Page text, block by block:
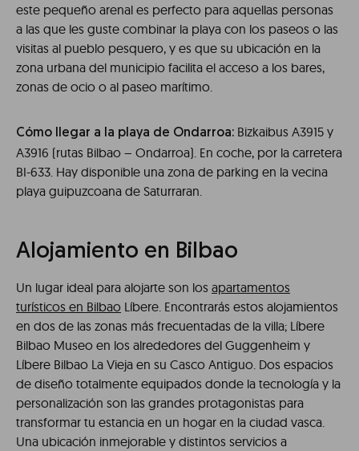
este pequeño arenal es perfecto para aquellas personas
a las que les guste combinar la playa con los paseos o las
visitas al pueblo pesquero, y es que su ubicación en la
zona urbana del municipio facilita el acceso a los bares,
zonas de ocio o al paseo marítimo.
Cómo llegar a la playa de Ondarroa: Bizkaibus A3915 y
A3916 (rutas Bilbao – Ondarroa). En coche, por la carretera
BI-633. Hay disponible una zona de parking en la vecina
playa guipuzcoana de Saturraran.
Alojamiento en Bilbao
Un lugar ideal para alojarte son los apartamentos
turísticos en Bilbao Líbere. Encontrarás estos alojamientos
en dos de las zonas más frecuentadas de la villa; Líbere
Bilbao Museo en los alrededores del Guggenheim y
Líbere Bilbao La Vieja en su Casco Antiguo. Dos espacios
de diseño totalmente equipados donde la tecnología y la
personalización son las grandes protagonistas para
transformar tu estancia en un hogar en la ciudad vasca.
Una ubicación inmejorable y distintos servicios a